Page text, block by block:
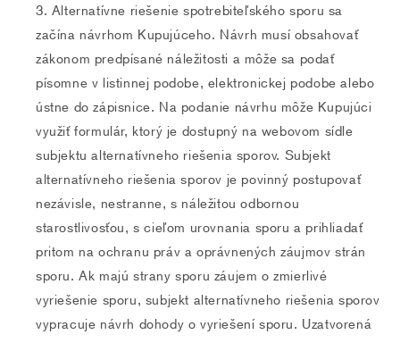
Alternatívne riešenie spotrebiteľského sporu sa
začína návrhom Kupujúceho. Návrh musí obsahovať
zákonom predpísané náležitosti a môže sa podať
písomne v listinnej podobe, elektronickej podobe alebo
ústne do zápisnice. Na podanie návrhu môže Kupujúci
využiť formulár, ktorý je dostupný na webovom sídle
subjektu alternatívneho riešenia sporov. Subjekt
alternatívneho riešenia sporov je povinný postupovať
nezávisle, nestranne, s náležitou odbornou
starostlivosťou, s cieľom urovnania sporu a prihliadať
pritom na ochranu práv a oprávnených záujmov strán
sporu. Ak majú strany sporu záujem o zmierlivé
vyriešenie sporu, subjekt alternatívneho riešenia sporov
vypracuje návrh dohody o vyriešení sporu. Uzatvorená